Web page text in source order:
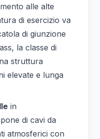
alle alte
di esercizio va
di giunzione
la classe di
struttura
elevate e lunga
in
di cavi da
atmosferici con